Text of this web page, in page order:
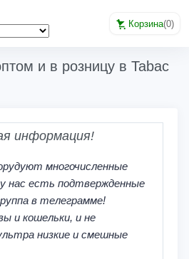
Корзина(0)
и в розницу в Tabac
информация!
многочисленные
нас есть подтвержденные
в телеграмме!
и кошельки, и не
низкие и смешные